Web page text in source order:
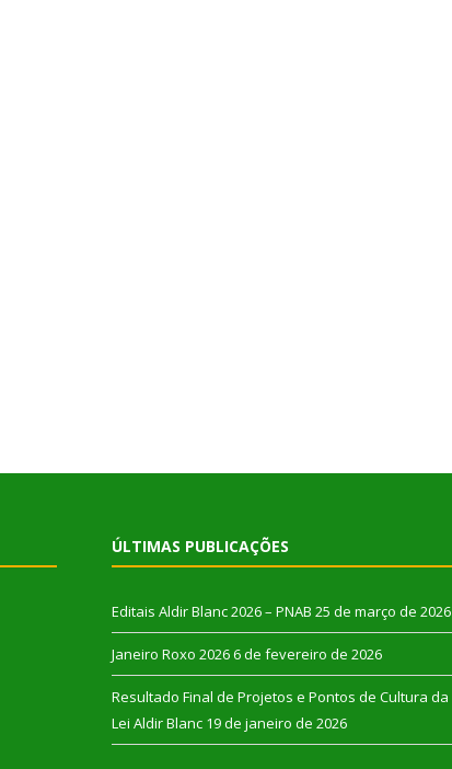
ÚLTIMAS PUBLICAÇÕES
Editais Aldir Blanc 2026 – PNAB 25 de março de 2026
Janeiro Roxo 2026 6 de fevereiro de 2026
Resultado Final de Projetos e Pontos de Cultura da
Lei Aldir Blanc 19 de janeiro de 2026